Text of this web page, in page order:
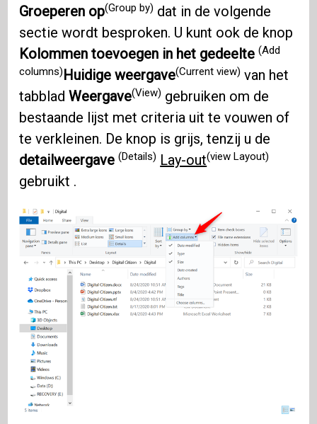
Groeperen op(Group by) dat in de volgende
sectie wordt besproken. U kunt ook de knop
Kolommen toevoegen in het gedeelte(Add
columns)Huidige weergave(Current view) van het
tabbladWeergave(View) gebruiken om de
bestaande lijst met criteria uit te vouwen of
te verkleinen. De knop is grijs, tenzij u de
detailweergave(Details) Lay-out(view Layout)
gebruikt .